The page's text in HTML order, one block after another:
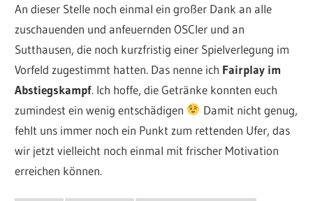
An dieser Stelle noch einmal ein großer Dank an alle
zuschauenden und anfeuernden OSCler und an
Sutthausen, die noch kurzfristig einer Spielverlegung im
Vorfeld zugestimmt hatten. Das nenne ich Fairplay im
Abstiegskampf. Ich hoffe, die Getränke konnten euch
zumindest ein wenig entschädigen
Damit nicht genug,
fehlt uns immer noch ein Punkt zum rettenden Ufer, das
wir jetzt vielleicht noch einmal mit frischer Motivation
erreichen können.